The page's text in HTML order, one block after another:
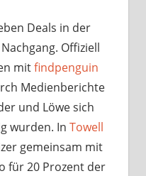
Deals in der
Offiziell
mitfindpenguin
Medienberichte
und Löwe sich
wurden. In Towell
gemeinsam mit
für 20 Prozent der